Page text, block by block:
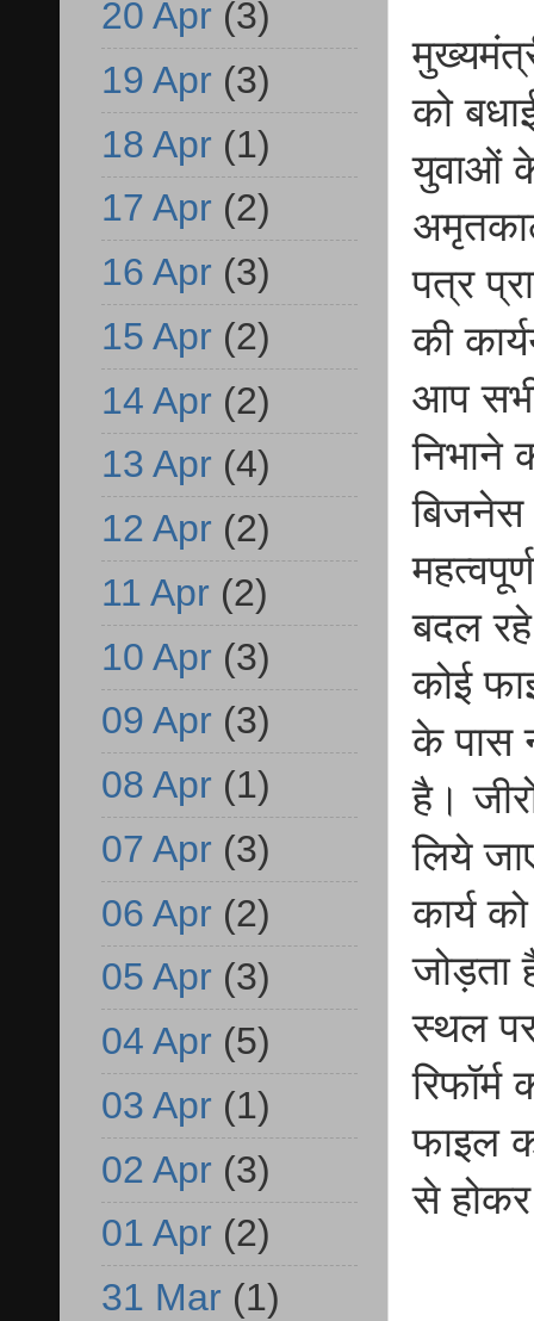
को
युवाओं
पत्र
की
आप
निभाने
बदल
कोई
के पास
है।
लिये
कार्य
जोड़ता
स्थल
फाइल
से
20 Apr (3)
19 Apr (3)
18 Apr (1)
17 Apr (2)
16 Apr (3)
15 Apr (2)
14 Apr (2)
13 Apr (4)
12 Apr (2)
11 Apr (2)
10 Apr (3)
09 Apr (3)
08 Apr (1)
07 Apr (3)
06 Apr (2)
05 Apr (3)
04 Apr (5)
03 Apr (1)
02 Apr (3)
01 Apr (2)
31 Mar (1)